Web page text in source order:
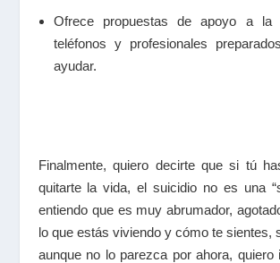
Ofrece propuestas de apoyo a la
teléfonos y profesionales
ayudar.
Finalmente, quiero decirte que si tú
quitarte la vida, el suicidio no es una
entiendo que es muy abrumador,
lo que estás viviendo y cómo te sientes,
aunque no lo parezca por ahora, quiero